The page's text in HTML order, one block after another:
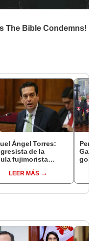
Ángel Torres:
de la
fujimorista
Senado
LEER MÁS